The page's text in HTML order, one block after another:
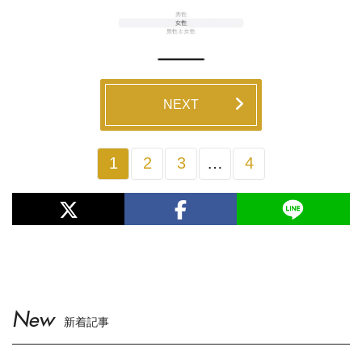
NEXT
1 2 3 … 4
New 新着記事